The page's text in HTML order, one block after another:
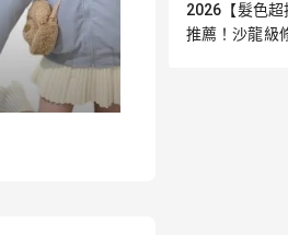
2026【髮色
推薦！沙龍級